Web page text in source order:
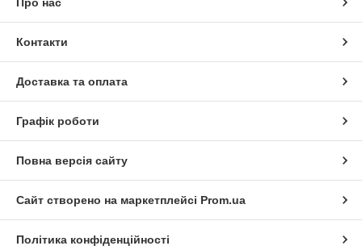
Контакти
Доставка та оплата
Графік роботи
Повна версія сайту
Сайт створено на маркетплейсі Prom.ua
Політика конфіденційності